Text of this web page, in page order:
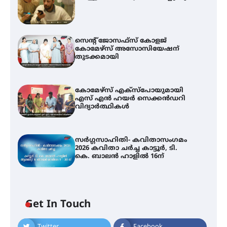
സെന്റ് ജോസഫ്സ് കോളജ്
കോമേഴ്‌സ് അസോസിയേഷന്
തുടക്കമായി
കോമേഴ്സ് എക്സ്പോയുമായി
എസ് എൻ ഹയർ സെക്കൻഡറി
വിദ്യാർത്ഥികൾ
സർഗ്ഗസാഹിതി- കവിതാസംഗമം
2026 കവിതാ ചർച്ച കാട്ടൂർ, ടി.
കെ. ബാലൻ ഹാളിൽ 16ന്
Get In Touch